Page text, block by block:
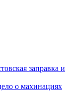
заправка и
о махинациях